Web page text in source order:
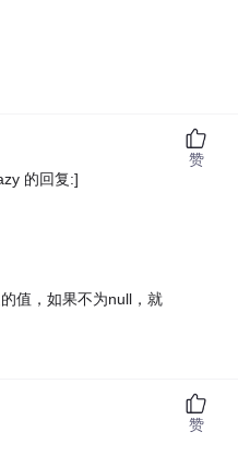
的回复:]
值，如果不为null，就
赞
赞